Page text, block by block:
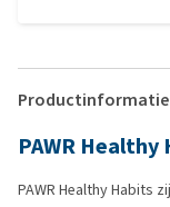
Productinformatie
PAWR Healthy
PAWR Healthy Habits